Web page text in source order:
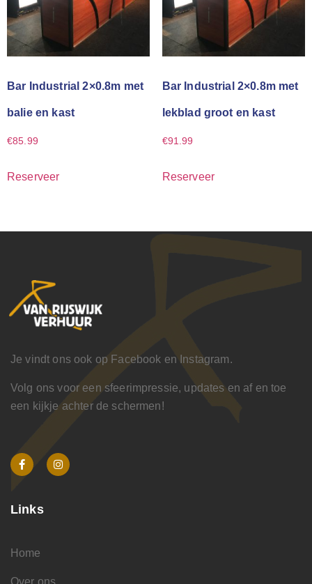
Bar Industrial 2×0.8m met
balie en kast
€85.99
Reserveer
Bar Industrial 2×0.8m met
lekblad groot en kast
€91.99
Reserveer
Je vindt ons ook op Facebook en Instagram.
Volg ons voor een sfeerimpressie, updates en af en toe
een kijkje achter de schermen!
Links
Home
Over ons